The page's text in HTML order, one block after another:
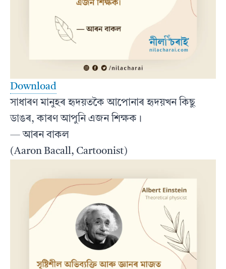
Download
সাধাৰণ মানুহৰ হৃদয়তকৈ আপোনাৰ হৃদয়খন কিছু
ডাঙৰ, কাৰণ আপুনি এজন শিক্ষক।
— আৰন বাকল
(Aaron Bacall, Cartoonist)